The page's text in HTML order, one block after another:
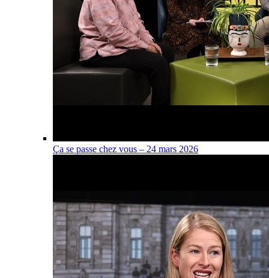
Ça se passe chez vous – 24 mars 2026